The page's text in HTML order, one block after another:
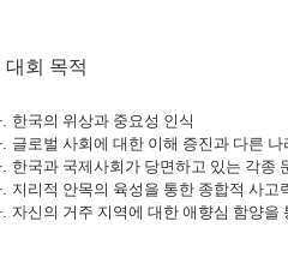
대회 목적
. 한국의 위상과 중요성 인식
. 글로벌 사회에 대한 이해 증진과 다른
. 한국과 국제사회가 당면하고 있는 각종
. 지리적 안목의 육성을 통한 종합적 사고
. 자신의 거주 지역에 대한 애향심 함양을